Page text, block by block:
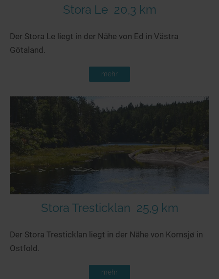
alle Länder…
Stora Le 20,3 km
Der Stora Le liegt in der Nähe von Ed in Västra
Götaland.
mehr
Stora Tresticklan 25,9 km
Der Stora Tresticklan liegt in der Nähe von Kornsjø in
Ostfold.
mehr